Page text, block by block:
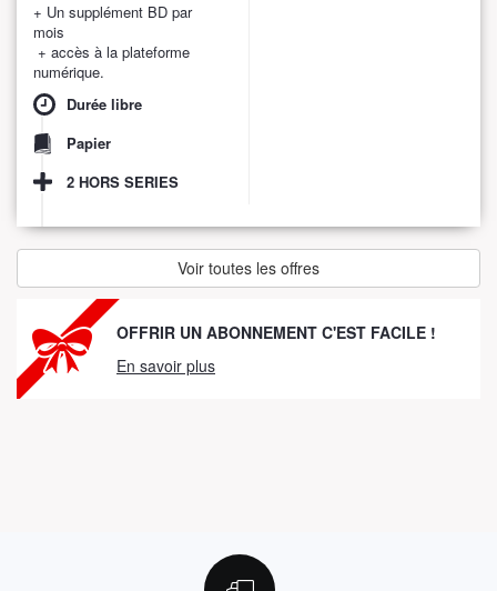
+ Un supplément BD par
mois
+ accès à la plateforme
numérique.
Durée libre
Papier
2 HORS SERIES
Voir toutes les offres
OFFRIR UN ABONNEMENT C'EST FACILE !
En savoir plus